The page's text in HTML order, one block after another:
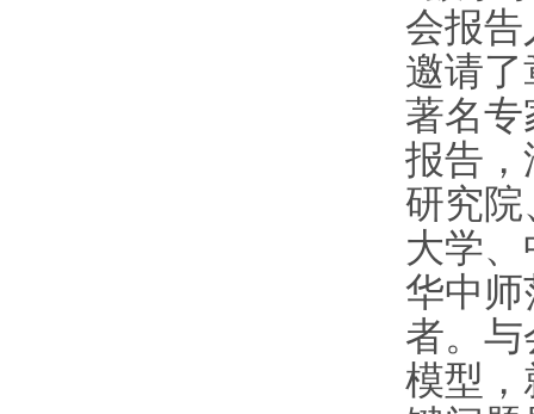
会报告
邀请
著名专
报告，
研究院
大学
华中师
者。
模型，